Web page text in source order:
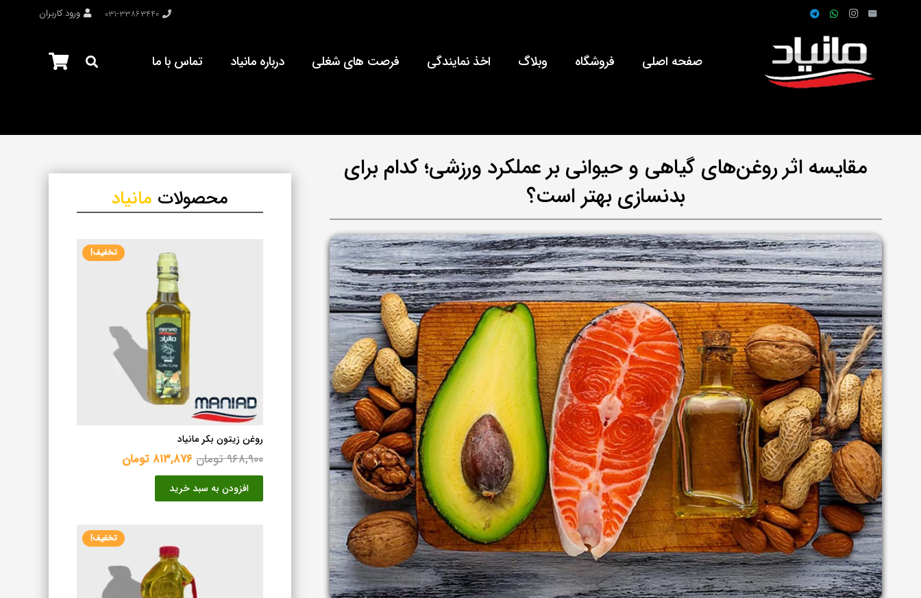
۰۳۱-۳۳۸۶۳۴۴۰ ورود کاربران
صفحه اصلی فروشگاه وبلاگ اخذ نمایندگی فرصت های شغلی درباره مانیاد تماس با ما
مقایسه اثر روغن‌های گیاهی و حیوانی بر عملکرد ورزشی؛ کدام برای
بدنسازی بهتر است؟
محصولات مانیاد
تخفیف!
روغن زیتون بکر مانیاد
۹۶۸,۹۰۰تومان قیمت
اصلی
بود.
۸۱۳,۸۷۶تومان
افزودن به سبد خرید
تخفیف!